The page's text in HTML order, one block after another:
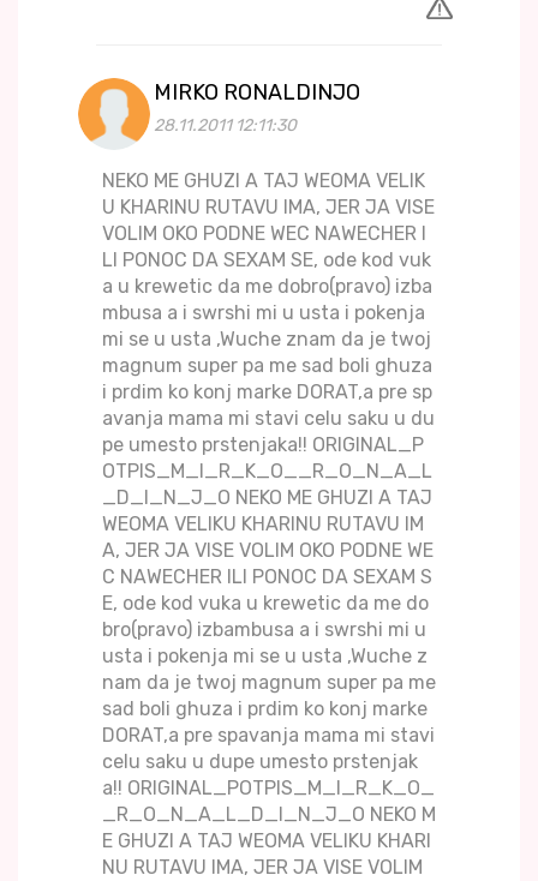
MIRKO RONALDINJO
28.11.2011 12:11:30
NEKO ME GHUZI A TAJ WEOMA VELIK
U KHARINU RUTAVU IMA, JER JA VISE
VOLIM OKO PODNE WEC NAWECHER I
LI PONOC DA SEXAM SE, ode kod vuk
a u krewetic da me dobro(pravo) izba
mbusa a i swrshi mi u usta i pokenja
mi se u usta ,Wuche znam da je twoj
magnum super pa me sad boli ghuza
i prdim ko konj marke DORAT,a pre sp
avanja mama mi stavi celu saku u du
pe umesto prstenjaka!! ORIGINAL_P
OTPIS_M_I_R_K_O__R_O_N_A_L
_D_I_N_J_O NEKO ME GHUZI A TAJ
WEOMA VELIKU KHARINU RUTAVU IM
A, JER JA VISE VOLIM OKO PODNE WE
C NAWECHER ILI PONOC DA SEXAM S
E, ode kod vuka u krewetic da me do
bro(pravo) izbambusa a i swrshi mi u
usta i pokenja mi se u usta ,Wuche z
nam da je twoj magnum super pa me
sad boli ghuza i prdim ko konj marke
DORAT,a pre spavanja mama mi stavi
celu saku u dupe umesto prstenjak
a!! ORIGINAL_POTPIS_M_I_R_K_O_
_R_O_N_A_L_D_I_N_J_O NEKO M
E GHUZI A TAJ WEOMA VELIKU KHARI
NU RUTAVU IMA, JER JA VISE VOLIM